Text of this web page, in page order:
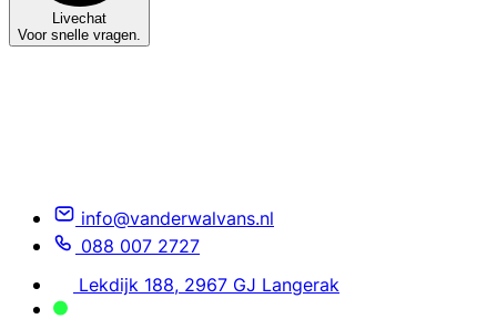
Livechat
Voor snelle vragen.
info@vanderwalvans.nl
088 007 2727
Lekdijk 188, 2967 GJ Langerak